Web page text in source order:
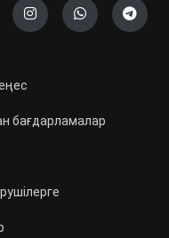
бағдарламалар